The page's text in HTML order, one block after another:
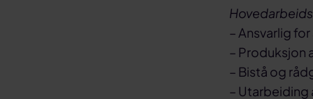
– Ansvarlig
– Produksjon
– Bistå og
– Utarbeiding